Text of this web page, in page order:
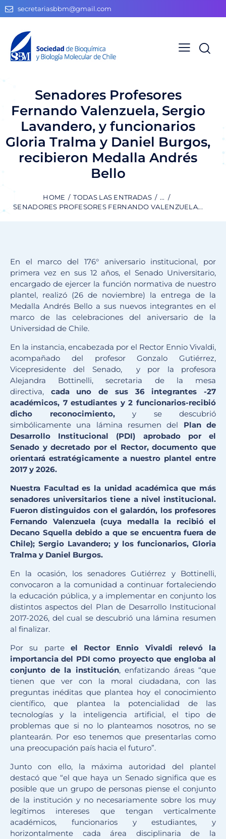
secretariasbbm@gmail.com
Senadores Profesores
Fernando Valenzuela, Sergio
Lavandero, y funcionarios
Gloria Tralma y Daniel Burgos,
recibieron Medalla Andrés
Bello
HOME TODAS LAS ENTRADAS
...
SENADORES PROFESORES FERNANDO VALENZUELA...
En el marco del 176° aniversario institucional, por
primera vez en sus 12 años, el Senado Universitario,
encargado de ejercer la función normativa de nuestro
plantel, realizó (26 de noviembre) la entrega de la
Medalla Andrés Bello a sus nuevos integrantes en el
marco de las celebraciones del aniversario de la
Universidad de Chile.
En la instancia, encabezada por el Rector Ennio Vivaldi,
acompañado del profesor Gonzalo Gutiérrez,
Vicepresidente del Senado, y por la profesora
Alejandra Bottinelli, secretaria de la mesa
directiva, cada uno de sus 36 integrantes -27
académicos, 7 estudiantes y 2 funcionarios-recibió
dicho reconocimiento,y se descubrió
simbólicamente una lámina resumen del Plan de
Desarrollo Institucional (PDI) aprobado por el
Senado y decretado por el Rector, documento que
orientará estratégicamente a nuestro plantel entre
2017 y 2026.
Nuestra Facultad es la unidad académica que más
senadores universitarios tiene a nivel institucional.
Fueron distinguidos con el galardón, los profesores
Fernando Valenzuela (cuya medalla la recibió el
Decano Squella debido a que se encuentra fuera de
Chile); Sergio Lavandero; y los funcionarios, Gloria
Tralma y Daniel Burgos.
En la ocasión, los senadores Gutiérrez y Bottinelli,
convocaron a la comunidad a continuar fortaleciendo
la educación pública, y a implementar en conjunto los
distintos aspectos del Plan de Desarrollo Institucional
2017-2026, del cual se descubrió una lámina resumen
al finalizar.
Por su parte el Rector Ennio Vivaldi relevó la
importancia del PDI como proyecto que engloba al
conjunto de la institución, enfatizando áreas “que
tienen que ver con la moral ciudadana, con las
preguntas inéditas que plantea hoy el conocimiento
científico, que plantea la potencialidad de las
tecnologías y la inteligencia artificial, el tipo de
problemas que si no lo planteamos nosotros, no se
plantearán. Por eso tenemos que presentarlas como
una preocupación país hacia el futuro”.
Junto con ello, la máxima autoridad del plantel
destacó que “el que haya un Senado significa que es
posible que un grupo de personas piense el conjunto
de la institución y no necesariamente sobre los muy
legítimos intereses que tengan verticalmente
académicos, funcionarios y estudiantes, y
horizontalmente cada área disciplinaria de la